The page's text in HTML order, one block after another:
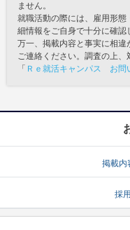
ません。
就職活動の際には、雇用形
細情報をご自身で十分に確認
万一、掲載内容と事実に相違
ご連絡ください。調査の上、
「 Ｒｅ就活キャンパス お問
掲載内
採